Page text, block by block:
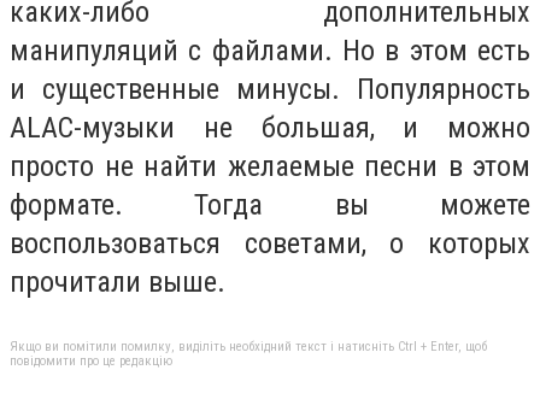
каких-либо дополнительных
манипуляций с файлами. Но в этом есть
и существенные минусы. Популярность
ALAC-музыки не большая, и можно
просто не найти желаемые песни в этом
формате. Тогда вы можете
воспользоваться советами, о которых
прочитали выше.
Якщо ви помітили помилку, виділіть необхідний текст і натисніть Ctrl + Enter, щоб
повідомити про це редакцію